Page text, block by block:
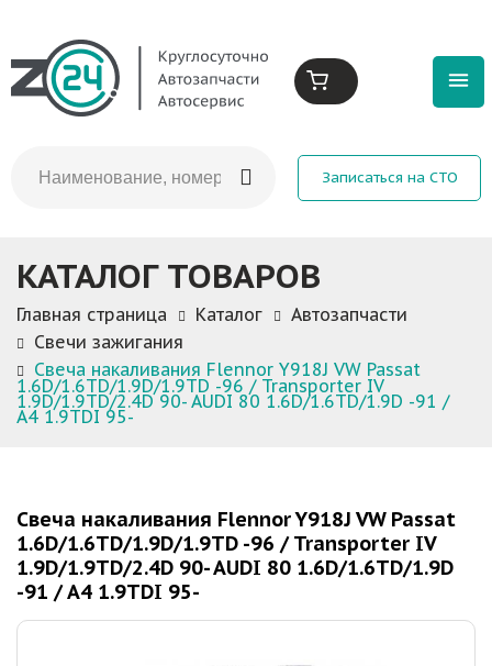
Записаться на СТО
КАТАЛОГ ТОВАРОВ
Главная страница Каталог
Автозапчасти
Свечи зажигания
Свеча накаливания Flennor Y918J VW Passat
1.6D/1.6TD/1.9D/1.9TD -96 / Transporter IV
1.9D/1.9TD/2.4D 90- AUDI 80 1.6D/1.6TD/1.9D -91 /
A4 1.9TDI 95-
Свеча накаливания Flennor Y918J VW Passat
1.6D/1.6TD/1.9D/1.9TD -96 / Transporter IV
1.9D/1.9TD/2.4D 90- AUDI 80 1.6D/1.6TD/1.9D
-91 / A4 1.9TDI 95-